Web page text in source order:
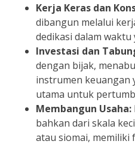
Kerja Keras dan
dibangun melalui
dedikasi dalam waktu
Investasi dan
dengan bijak,
instrumen keuangan
utama untuk
Membangun Usaha:
bahkan dari skala
atau siomai, memiliki